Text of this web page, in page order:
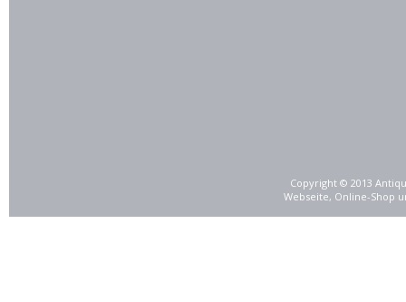
Copyright © 2013
Webseite, Online-Shop